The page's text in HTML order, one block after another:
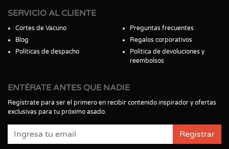
SERVICIO AL CLIENTE
Cortes de Vacuno
Blog
Políticas de despacho
Preguntas frecuentes
Regalos corporativos
Política de devoluciones y
reembolsos
ENTÉRATE ANTES QUE NADIE
Regístrate para ser el primero en recibir contenido inspirador y ofertas
exclusivas para tu próximo asado.
Registrar